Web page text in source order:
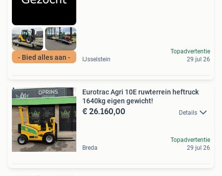
- Bied alles aan - IJsselstein
Topadvertentie
29 jul 26
Eurotrac Agri 10E ruwterrein heftruck
1640kg eigen gewicht!
€ 26.160,00 Details
Breda
Topadvertentie
29 jul 26